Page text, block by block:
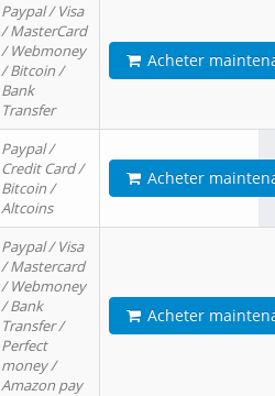
Paypal / Visa
/ MasterCard
/ Webmoney
/ Bitcoin /
Bank
Transfer
Acheter
Paypal /
Credit Card /
Bitcoin /
Altcoins
Acheter
Paypal / Visa
/ Mastercard
/ Webmoney
/ Bank
Transfer /
Perfect
money /
Amazon pay
Acheter